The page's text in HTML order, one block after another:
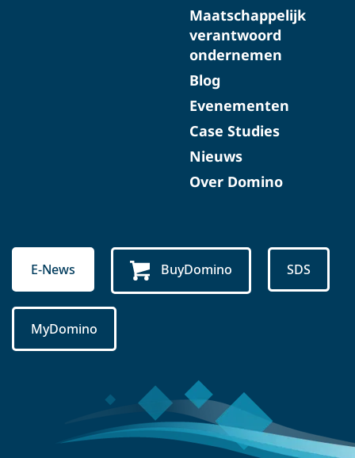
Maatschappelijk
verantwoord
ondernemen
Blog
Evenementen
Case Studies
Nieuws
Over Domino
E-News BuyDomino SDS
MyDomino